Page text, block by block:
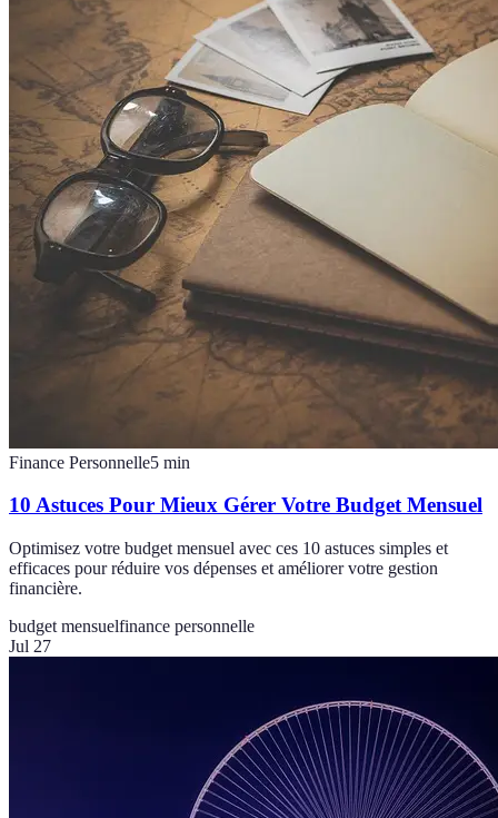
Finance Personnelle5 min
10 Astuces Pour Mieux Gérer Votre Budget Mensuel
Optimisez votre budget mensuel avec ces 10 astuces simples et
efficaces pour réduire vos dépenses et améliorer votre gestion
financière.
budget mensuelfinance personnelle
Jul 27